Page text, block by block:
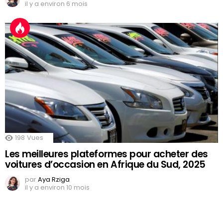
il y a environ 6 mois
198 Vues
Les meilleures plateformes pour acheter des
voitures d’occasion en Afrique du Sud, 2025
parAya Rziga
il y a environ 10 mois